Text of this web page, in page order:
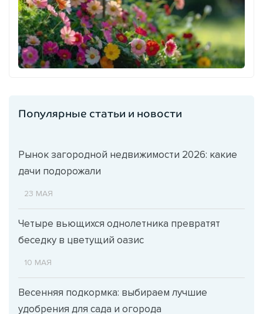
Популярные статьи и новости
Рынок загородной недвижимости 2026: какие
дачи подорожали
23 МАЯ
Четыре вьющихся однолетника превратят
беседку в цветущий оазис
10 МАЯ
Весенняя подкормка: выбираем лучшие
удобрения для сада и огорода